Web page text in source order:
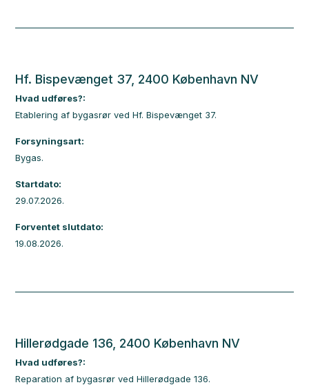
Hf. Bispevænget 37, 2400 København NV
Hvad udføres?:
Etablering af bygasrør ved Hf. Bispevænget 37.
Forsyningsart:
Bygas.
Startdato:
29.07.2026.
Forventet slutdato:
19.08.2026.
Hillerødgade 136, 2400 København NV
Hvad udføres?:
Reparation af bygasrør ved Hillerødgade 136.